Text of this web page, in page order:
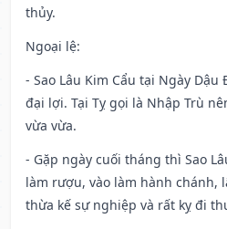
thủy.
Ngoại lệ:
- Sao Lâu Kim Cẩu tại Ngày
đại lợi. Tại Tỵ gọi là Nhập Trù
vừa vừa.
- Gặp ngày cuối tháng thì Sao
làm rượu, vào làm hành chánh,
thừa kế sự nghiệp và rất kỵ đi